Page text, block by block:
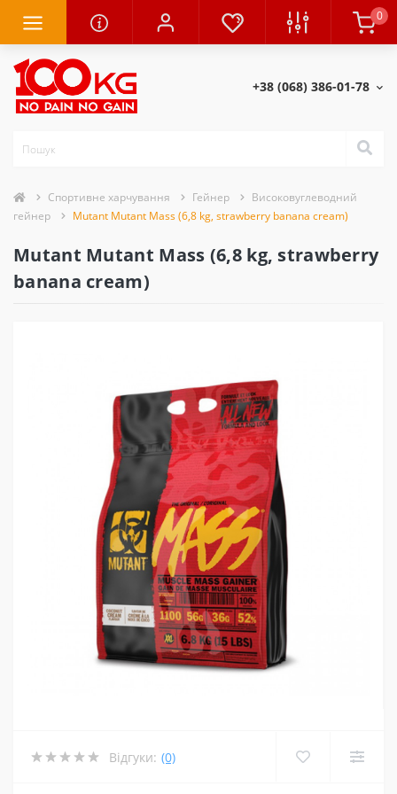
0
+38 (068) 386-01-78
Спортивне харчування Гейнер
Високовуглеводний
гейнер
Mutant Mutant Mass (6,8 kg, strawberry banana cream)
Mutant Mutant Mass (6,8 kg, strawberry
banana cream)
Відгуки: (0)